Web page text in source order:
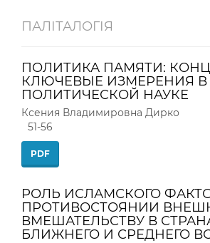
ПАЛІТАЛОГІЯ
ПОЛИТИКА ПАМЯТИ:
КЛЮЧЕВЫЕ ИЗМЕРЕНИЯ В
ПОЛИТИЧЕСКОЙ НАУКЕ
Ксения Владимировна Дирко
51-56
PDF
РОЛЬ ИСЛАМСКОГО
ПРОТИВОСТОЯНИИ
ВМЕШАТЕЛЬСТВУ В
БЛИЖНЕГО И СРЕДНЕГО